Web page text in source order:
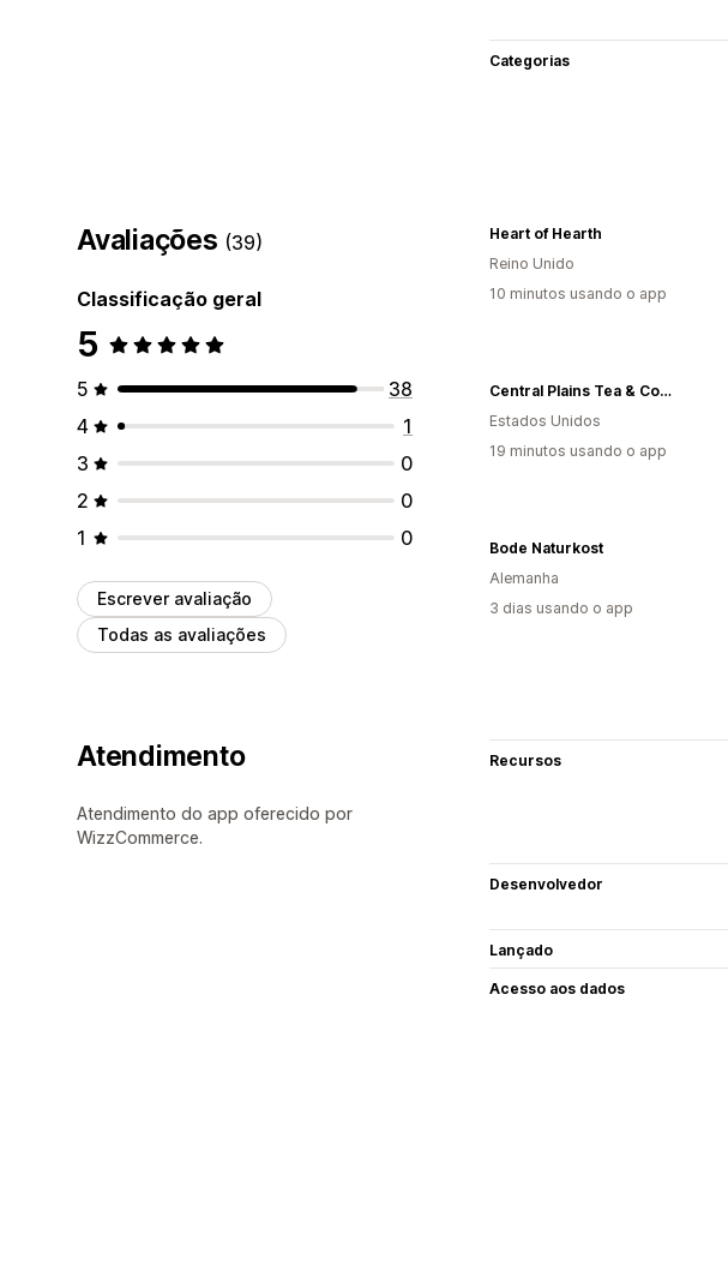
Categorias
Avaliações (39)
Classificação geral
5
5
38
4
1
3
0
2
0
1
0
Escrever avaliação
Todas as avaliações
Heart of Hearth
Reino Unido
10 minutos usando o app
Central Plains Tea & Coffee Co
Estados Unidos
19 minutos usando o app
Bode Naturkost
Alemanha
3 dias usando o app
Atendimento
Atendimento do app oferecido por
WizzCommerce.
Recursos
Desenvolvedor
Lançado
Acesso aos dados